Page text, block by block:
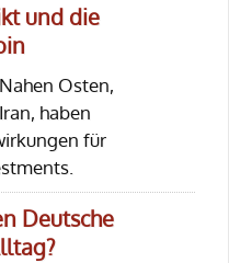
und die
Osten,
haben
für
Deutsche